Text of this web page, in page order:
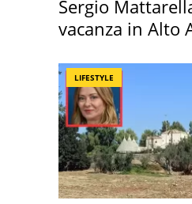
Sergio
vacanza in Alto
LIFESTYLE